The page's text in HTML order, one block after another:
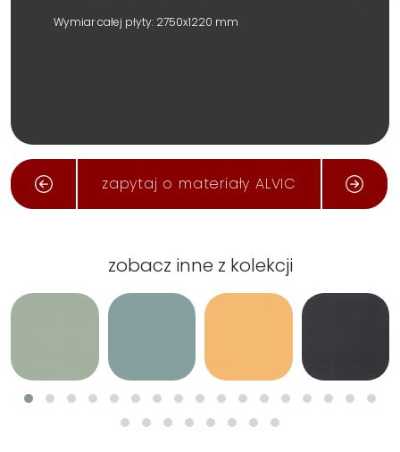
Wymiar całej płyty: 2750x1220 mm
zapytaj o materiały ALVIC
zobacz inne z kolekcji